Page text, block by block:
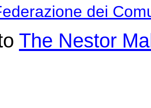
dei
The Nestor